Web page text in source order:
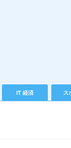
IT 経済 ス